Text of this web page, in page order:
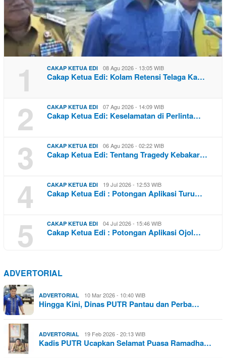
1 CAKAP KETUA EDI 08 Agu 2026 - 13:05 WIB
Cakap Ketua Edi: Kolam Retensi Telaga Ka…
2 CAKAP KETUA EDI 07 Agu 2026 - 14:09 WIB
Cakap Ketua Edi: Keselamatan di Perlinta…
3 CAKAP KETUA EDI 06 Agu 2026 - 02:22 WIB
Cakap Ketua Edi: Tentang Tragedy Kebakar…
4 CAKAP KETUA EDI 19 Jul 2026 - 12:53 WIB
Cakap Ketua Edi : Potongan Aplikasi Turu…
5 CAKAP KETUA EDI 04 Jul 2026 - 15:46 WIB
Cakap Ketua Edi : Potongan Aplikasi Ojol…
ADVERTORIAL
ADVERTORIAL 10 Mar 2026 - 10:40 WIB
Hingga Kini, Dinas PUTR Pantau dan Perba…
ADVERTORIAL 19 Feb 2026 - 20:13 WIB
Kadis PUTR Ucapkan Selamat Puasa Ramadha…